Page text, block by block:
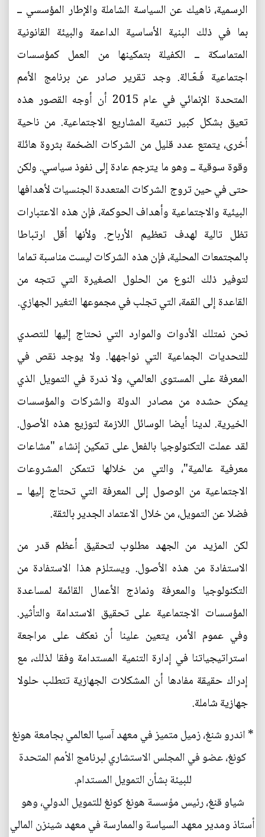
الرسمية، ناهيك عن السياسة الشاملة والإطار المؤسسي ــ
بما في ذلك البنية الأساسية الداعمة والبيئة القانونية
المتماسكة ــ الكفيلة بتمكينها من العمل كمؤسسات
اجتماعية فَـعّـالة. وجد تقرير صادر عن برنامج الأمم
المتحدة الإنمائي في عام 2015 أن أوجه القصور هذه
تعيق بشكل كبير تنمية المشاريع الاجتماعية. من ناحية
أخرى، يتمتع عدد قليل من الشركات الضخمة بثروة هائلة
وقوة سوقية ــ وهو ما يترجم عادة إلى نفوذ سياسي. ولكن
حتى في حين تروج الشركات المتعددة الجنسيات لأهدافها
البيئية والاجتماعية وأهداف الحوكمة، فإن هذه الاعتبارات
تظل تالية لهدف تعظيم الأرباح. ولأنها أقل ارتباطا
بالمجتمعات المحلية، فإن هذه الشركات ليست مناسبة تماما
لتوفير ذلك النوع من الحلول الصغيرة التي تتجه من
القاعدة إلى القمة، التي تجلب في مجموعها التغير الجهازي.
نحن نمتلك الأدوات والموارد التي نحتاج إليها للتصدي
للتحديات الجماعية التي نواجهها. ولا يوجد نقص في
المعرفة على المستوى العالمي، ولا ندرة في التمويل الذي
يمكن حشده من مصادر الدولة والشركات والمؤسسات
الخيرية. لدينا أيضا الوسائل اللازمة لتوزيع هذه الأصول.
لقد عملت التكنولوجيا بالفعل على تمكين إنشاء "مشاعات
معرفية عالمية"، والتي من خلالها تتمكن المشروعات
الاجتماعية من الوصول إلى المعرفة التي تحتاج إليها ــ
فضلا عن التمويل، من خلال الاعتماد الجدير بالثقة.
لكن المزيد من الجهد مطلوب لتحقيق أعظم قدر من
الاستفادة من هذه الأصول. ويستلزم هذا الاستفادة من
التكنولوجيا والمعرفة ونماذج الأعمال القائمة لمساعدة
المؤسسات الاجتماعية على تحقيق الاستدامة والتأثير.
وفي عموم الأمر، يتعين علينا أن نعكف على مراجعة
استراتيجياتنا في إدارة التنمية المستدامة وفقا لذلك، مع
إدراك حقيقة مفادها أن المشكلات الجهازية تتطلب حلولا
جهازية شاملة.
* اندرو شنغ، زميل متميز في معهد آسيا العالمي بجامعة هونغ
كونغ، عضو في المجلس الاستشاري لبرنامج الأمم المتحدة
للبيئة بشأن التمويل المستدام.
شياو قنغ، رئيس مؤسسة هونغ كونغ للتمويل الدولي، وهو
أستاذ ومدير معهد السياسة والممارسة في معهد شينزن المالي